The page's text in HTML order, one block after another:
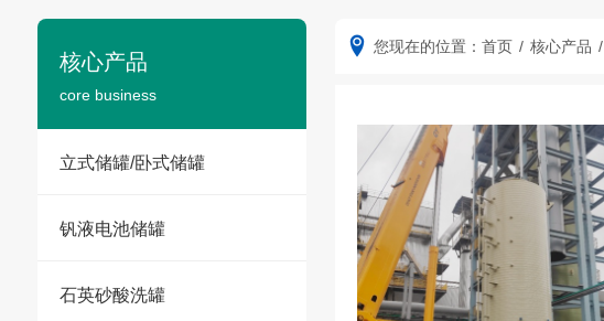
核心产品
core business
立式储罐/卧式储罐
钒液电池储罐
石英砂酸洗罐
您现在的位置： 首页 / 核心产品 /